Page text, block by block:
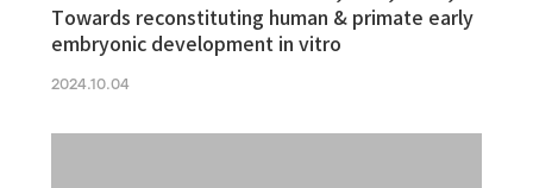
Towards reconstituting human & primate early
embryonic development in vitro
2024.10.04